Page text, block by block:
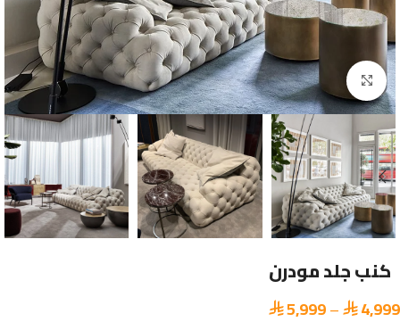
Click to enlarge
كنب جلد مودرن​
4,999
–
5,999